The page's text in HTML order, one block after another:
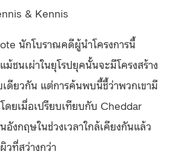
& Kennis
นักโบราณคดีผู้นำโครงการนี้
ชนเผ่าในยุโรปยุคนั้นจะมีโครงสร้าง
ดียวกัน แต่การค้นพบนี้ชี้ว่าพวกเขามี
ดยเมื่อเปรียบเทียบกับ Cheddar
อังกฤษในช่วงเวลาใกล้เคียงกันแล้ว
ที่สว่างกว่า